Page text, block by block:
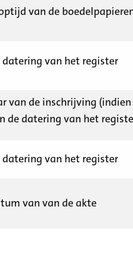
van de
datering van het register
van de inschrijving
de datering van het
datering van het register
van van de akte